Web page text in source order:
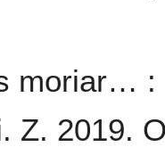
moriar… :
Z. 2019.